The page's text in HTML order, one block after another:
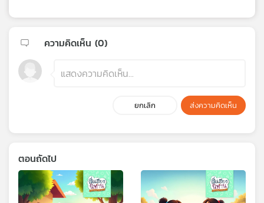
ความคิดเห็น (0)
ยกเลิก ส่งความคิดเห็น
ตอนถัดไป